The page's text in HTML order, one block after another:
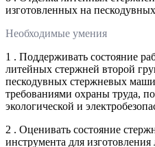
изготовленных на
Необходимые умения
1 . Поддерживать состояние
литейных стержней второй
пескодувных стержневых
требованиями охраны труда,
экологической и
2 . Оценивать состояние
инструмента для